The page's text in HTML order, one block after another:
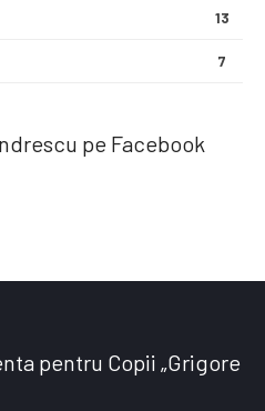
13
7
pe Facebook
pentru Copii „Grigore